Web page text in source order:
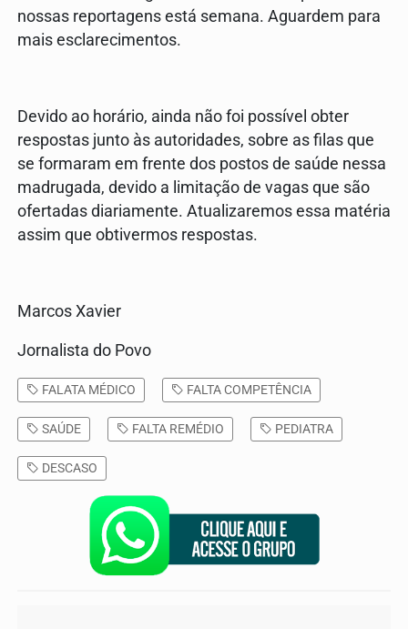
nossas reportagens está semana. Aguardem para
mais esclarecimentos.
Devido ao horário, ainda não foi possível obter
respostas junto às autoridades, sobre as filas que
se formaram em frente dos postos de saúde nessa
madrugada, devido a limitação de vagas que são
ofertadas diariamente. Atualizaremos essa matéria
assim que obtivermos respostas.
Marcos Xavier
Jornalista do Povo
FALATA MÉDICO FALTA COMPETÊNCIA
SAÚDE FALTA REMÉDIO PEDIATRA
DESCASO